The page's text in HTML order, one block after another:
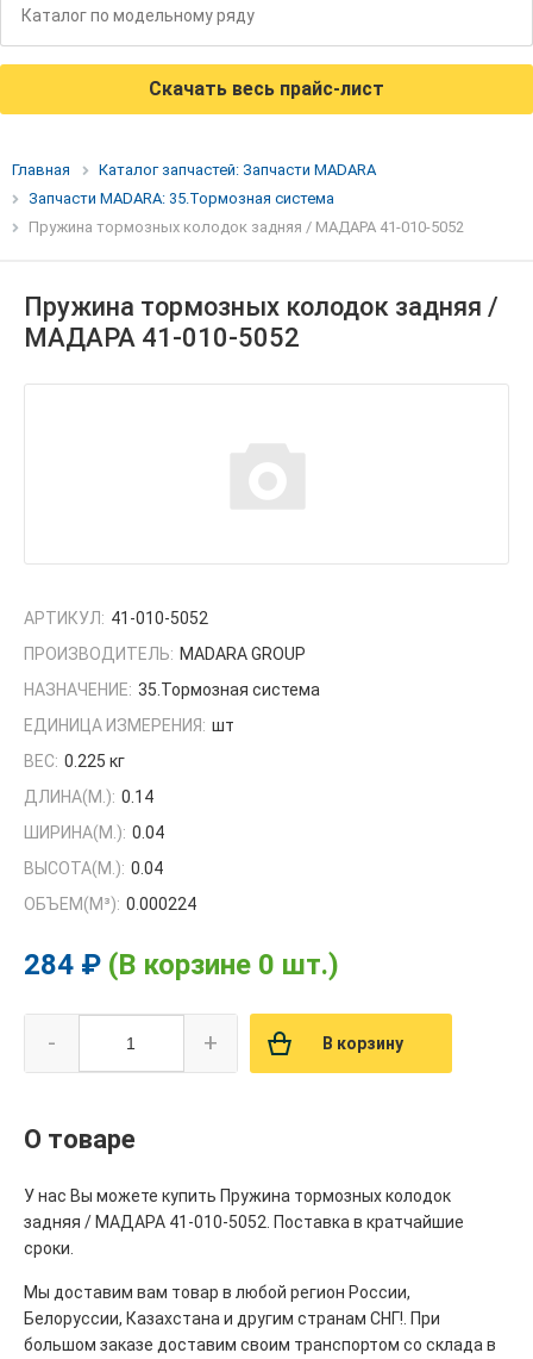
Каталог по модельному ряду
Скачать весь прайс-лист
Главная
Каталог запчастей: Запчасти MADARA
Запчасти MADARA: 35.Тормозная система
Пружина тормозных колодок задняя / МАДАРА 41-010-5052
Пружина тормозных колодок задняя /
МАДАРА 41-010-5052
АРТИКУЛ: 41-010-5052
ПРОИЗВОДИТЕЛЬ: MADARA GROUP
НАЗНАЧЕНИЕ: 35.Тормозная система
ЕДИНИЦА ИЗМЕРЕНИЯ: шт
ВЕС: 0.225 кг
ДЛИНА(М.): 0.14
ШИРИНА(М.): 0.04
ВЫСОТА(М.): 0.04
ОБЪЕМ(M³): 0.000224
284 ₽ (В корзине 0 шт.)
- + В корзину
О товаре
У нас Вы можете купить Пружина тормозных колодок
задняя / МАДАРА 41-010-5052. Поставка в кратчайшие
сроки.
Мы доставим вам товар в любой регион России,
Белоруссии, Казахстана и другим странам СНГ!. При
большом заказе доставим своим транспортом со склада в